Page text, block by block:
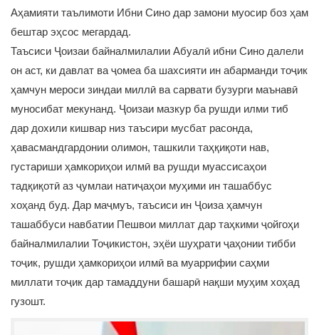
Аҳамияти таълимоти Ибни Сино дар замони муосир боз ҳам
бештар эҳсос мегардад.
Таъсиси Ҷоизаи байналмилалии Абуалӣ ибни Сино далели
он аст, ки давлат ва ҷомеа ба шахсияти ин абарманди тоҷик
ҳамчун мероси зиндаи миллӣ ва сарвати бузурги маънавӣ
муносибат мекунанд. Ҷоизаи мазкур ба рушди илми тиб
дар дохили кишвар низ таъсири мусбат расонда,
ҳавасмандгардонии олимон, ташкили таҳқиқоти нав,
густариши ҳамкориҳои илмӣ ва рушди муассисаҳои
тадқиқотӣ аз ҷумлаи натиҷаҳои муҳими ин ташаббус
хоҳанд буд. Дар маҷмуъ, таъсиси ин Ҷоиза ҳамчун
ташаббуси навбатии Пешвои миллат дар таҳкими ҷойгоҳи
байналмилалии Тоҷикистон, эҳёи шуҳрати ҷаҳонии тибби
тоҷик, рушди ҳамкориҳои илмӣ ва муаррифии саҳми
миллати тоҷик дар тамаддуни башарӣ нақши муҳим хоҳад
гузошт.